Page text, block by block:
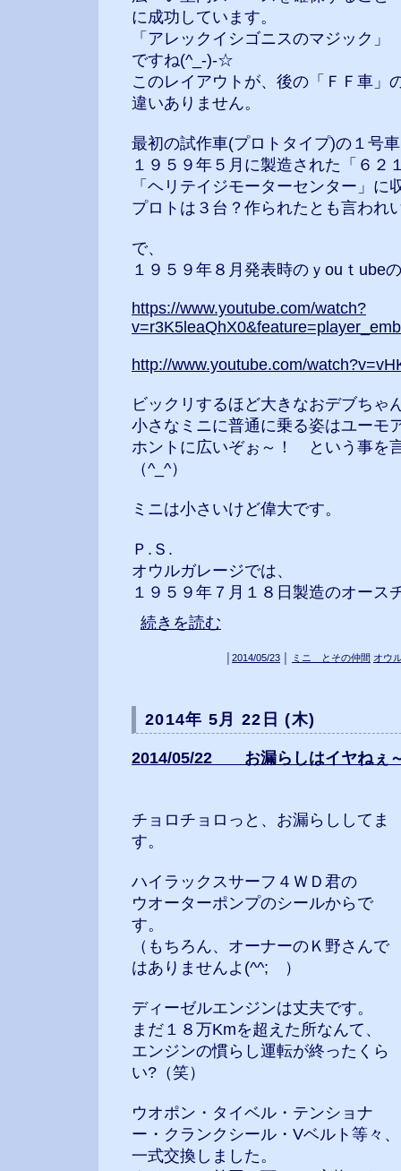
に成功しています。
「アレックイシゴニスのマジック」
ですね(^_-)-☆
このレイアウトが、後の「ＦＦ車」
違いありません。
最初の試作車(プロトタイプ)の１号
１９５９年５月に製造された「６２
「ヘリテイジモーターセンター」に
プロトは３台？作られたとも言われ
で、
１９５９年８月発表時のｙouｔube
https://www.youtube.com/watch?
http://www.youtube.com/
ビックリするほど大きなおデブちゃ
小さなミニに普通に乗る姿はユーモ
ホントに広いぞぉ～！ という事を
（^_^）
ミニは小さいけど偉大です。
Ｐ.Ｓ.
オウルガレージでは、
１９５９年７月１８日製造のオース
続きを読む
2014/05/23 ミニ とその仲間 オウ
2014年 5月 22日 (木)
2014/05/22 お漏らしはイヤねぇ
チョロチョロっと、お漏らししてま
す。
ハイラックスサーフ４ＷＤ君の
ウオーターポンプのシールからで
す。
（もちろん、オーナーのＫ野さんで
はありませんよ(^^; ）
ディーゼルエンジンは丈夫です。
まだ１８万Kmを超えた所なんて、
エンジンの慣らし運転が終ったくら
い?（笑）
ウオポン・タイベル・テンショナ
ー・クランクシール・Vベルト等々、
一式交換しました。